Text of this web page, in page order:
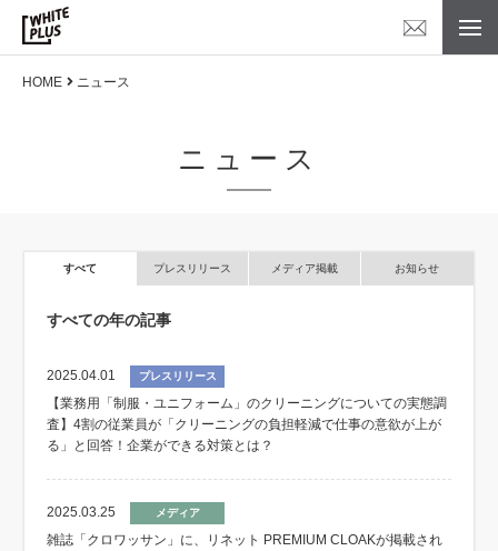
HOME ニュース
ニュース
すべて プレスリリース メディア掲載 お知らせ
すべての年の記事
2025.04.01 プレスリリース
【業務用「制服・ユニフォーム」のクリーニングについての実態調
査】4割の従業員が「クリーニングの負担軽減で仕事の意欲が上が
る」と回答！企業ができる対策とは？
2025.03.25 メディア
雑誌「クロワッサン」に、リネット PREMIUM CLOAKが掲載され